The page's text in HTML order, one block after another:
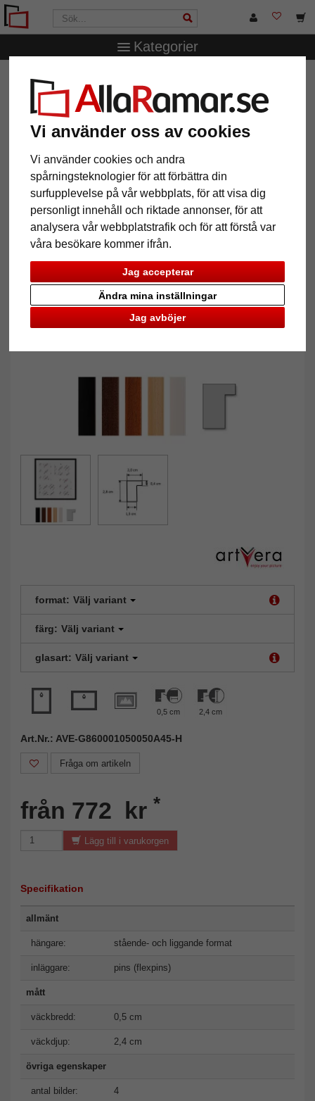
Vi använder oss av cookies
Vi använder cookies och andra
spårningsteknologier för att förbättra din
surfupplevelse på vår webbplats, för att visa dig
personligt innehåll och riktade annonser, för att
analysera vår webbplatstrafik och för att förstå var
våra besökare kommer ifrån.
Jag accepterar
Jag avböjer
Ändra mina inställningar
Kategorier
AllaRamar.se
bilder, 50x50 cm - 15x20 cm
Lund collageram för 4 bilder,
50x50 cm - 15x20 cm
format: Välj variant
färg: Välj variant
glasart: Välj variant
0,5 cm 2,4 cm
Art.Nr.: AVE-G860001050050A45-H
Fråga om artikeln
från 772 kr *
Lägg till i varukorgen
Specifikation
allmänt
hängare: stående- och liggande format
inläggare: pins (flexpins)
mått
väckbredd: 0,5 cm
väckdjup: 2,4 cm
övriga egenskaper
antal bilder: 4